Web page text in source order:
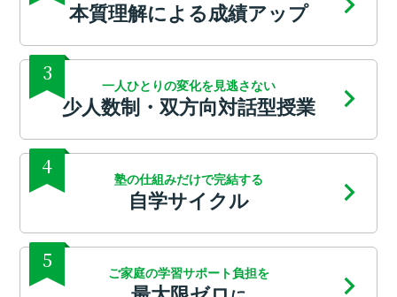
本質理解による成績アップ
3
一人ひとりの変化を見逃さない
少人数制・双方向対話型授業
4
塾の仕組みだけで完結する
自学サイクル
5
ご家庭の学習サポート負担を